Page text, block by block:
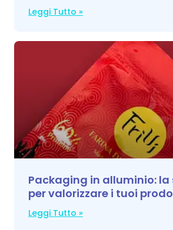
Leggi Tutto »
Packaging in alluminio: la
per valorizzare i tuoi
Leggi Tutto »